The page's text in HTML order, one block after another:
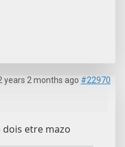
years 2 months ago #22970
dois etre mazo